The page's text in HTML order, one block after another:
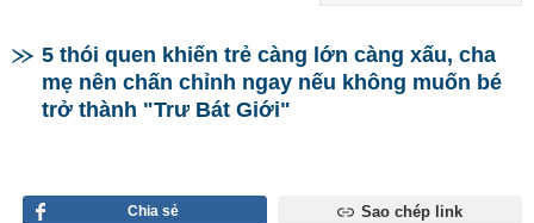
5 thói quen khiến trẻ càng lớn càng xấu, cha
mẹ nên chấn chỉnh ngay nếu không muốn bé
trở thành "Trư Bát Giới"
Chia sẻ Sao chép link